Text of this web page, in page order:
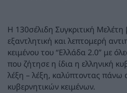
Η 130σέλιδη Συγκριτική
εξαντλητική και λεπτομερή
κειμένου του “Ελλάδα 2.0” με
που ζήτησε η ίδια η ελληνική
λέξη – λέξη, καλύπτοντας πάνω
κυβερνητικών κειμένων.